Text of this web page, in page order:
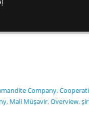
Company,
, Mali Müşavir,Overview,